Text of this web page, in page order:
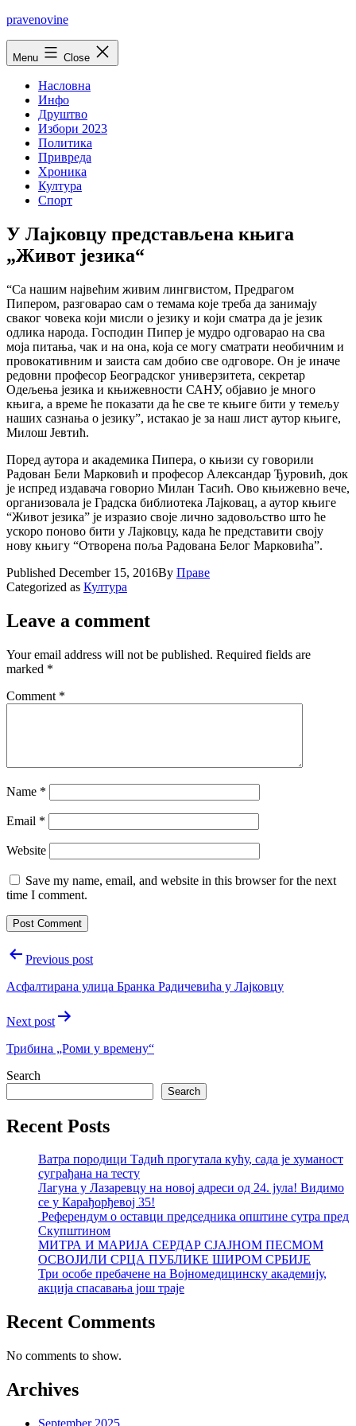
Skip
pravenovine
Menu Close
Насловна
Инфо
Друштво
Избори 2023
Политика
Привреда
Хроника
Култура
Спорт
У Лајковцу представљена књига
„Живот језика“
“Са нашим највећим живим лингвистом, Предрагом
Пипером, разговарао сам о темама које треба да занимају
сваког човека који мисли о језику и који сматра да је језик
одлика народа. Господин Пипер је мудро одговарао на сва
моја питања, чак и на она, која се могу сматрати необичним и
провокативним и заиста сам добио све одговоре. Он је иначе
редовни професор Београдског универзитета, секретар
Одељења језика и књижевности САНУ, објавио је много
књига, а време ће показати да ће све те књиге бити у темељу
наших сазнања о језику”, истакао је за наш лист аутор књиге,
Милош Јевтић.
Поред аутора и академика Пипера, о књизи су говорили
Радован Бели Марковић и професор Александар Ђуровић, док
је испред издавача говорио Милан Тасић. Ово књижевно вече,
организовала је Градска библиотека Лајковац, а аутор књиге
“Живот језика” је изразио своје лично задовољство што ће
ускоро поново бити у Лајковцу, када ће представити своју
нову књигу “Отворена поља Радована Белог Марковића”.
Published December 15, 2016By Праве
Categorized as Култура
Leave a comment
Your email address will not be published. Required fields are
marked *
Comment *
Name *
Email *
Website
Save my name, email, and website in this browser for the next
time I comment.
PostPrevious post
Асфалтирана улица Бранка Радичевића у Лајковцу
Next post
Трибина „Роми у времену“
Search
Search
Recent Posts
Ватра породици Тадић прогутала кућу, сада је хуманост
суграђана на тесту
Лагуна у Лазаревцу на новој адреси од 24. јула! Видимо
се у Карађорђевој 35!
Референдум о оставци председника општине сутра пред
Скупштином
МИТРА И МАРИЈА СЕРДАР СЈАЈНОМ ПЕСМОМ
ОСВОЈИЛИ СРЦА ПУБЛИКЕ ШИРОМ СРБИЈЕ
Три особе пребачене на Војномедицинску академију,
акција спасавања још траје
Recent Comments
No comments to show.
Archives
September 2025